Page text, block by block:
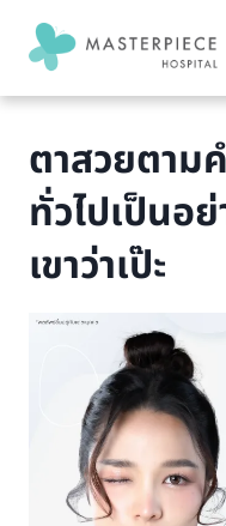
content
ตาสวยตาม
ทั่วไปเป็นอ
เขาว่าเป๊ะ